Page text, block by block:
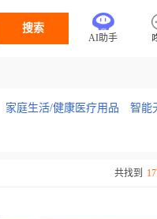
搜索
AI助手
家庭生活/健康医疗用品
智能
共找到